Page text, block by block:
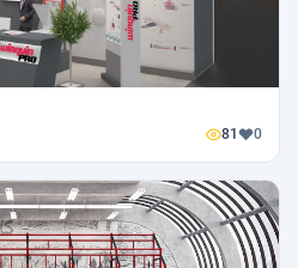
81 0